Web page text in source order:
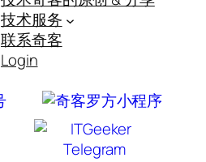
技术服务
联系奇客
Login